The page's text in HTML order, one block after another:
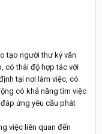
tạo người thư ký văn
có thái độ hợp tác với
tại nơi làm việc, có
có khả năng tìm việc
ứng yêu cầu phát
việc liên quan đến